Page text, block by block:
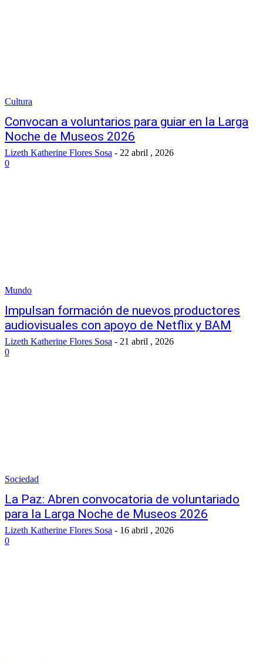
Cultura
Convocan a voluntarios para guiar en la Larga
Noche de Museos 2026
Lizeth Katherine Flores Sosa - 22 abril , 2026
0
Mundo
Impulsan formación de nuevos productores
audiovisuales con apoyo de Netflix y BAM
Lizeth Katherine Flores Sosa - 21 abril , 2026
0
Sociedad
La Paz: Abren convocatoria de voluntariado
para la Larga Noche de Museos 2026
Lizeth Katherine Flores Sosa - 16 abril , 2026
0